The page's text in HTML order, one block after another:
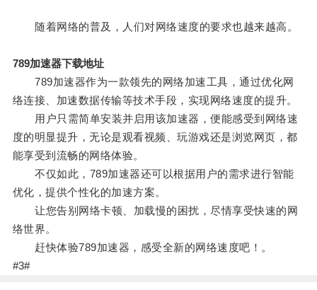
随着网络的普及，人们对网络速度的要求也越来越高。
789加速器下载地址
789加速器作为一款领先的网络加速工具，通过优化网
络连接、加速数据传输等技术手段，实现网络速度的提升。
用户只需简单安装并启用该加速器，便能感受到网络速
度的明显提升，无论是观看视频、玩游戏还是浏览网页，都
能享受到流畅的网络体验。
不仅如此，789加速器还可以根据用户的需求进行智能
优化，提供个性化的加速方案。
让您告别网络卡顿、加载慢的困扰，尽情享受快速的网
络世界。
赶快体验789加速器，感受全新的网络速度吧！。
#3#